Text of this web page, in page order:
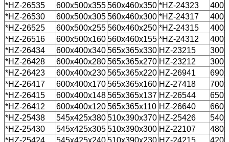
*HZ-26535
600x500x355560x460x350 *HZ-24323
*HZ-26530
600x500x305560x460x300 *HZ-24317
*HZ-26525
600x500x255560x460x250 *HZ-24315
*HZ-26516
600x500x160560x460x155 *HZ-24312
*HZ-26434
600x400x340565x365x330 HZ-23215
*HZ-26428
600x400x280565x365x270 HZ-23212
*HZ-26423
600x400x230565x365x220 HZ-26941
*HZ-26417
600x400x170565x365x160 HZ-27418
*HZ-26415
600x400x148565x365x137 HZ-26544
*HZ-26412
600x400x120565x365x110 HZ-26640
*HZ-25438
545x425x380510x390x370 HZ-25426
*HZ-25430
545x425x305510x390x300 HZ-22107
*HZ-25424
545x425x240510x390x230 HZ-24215